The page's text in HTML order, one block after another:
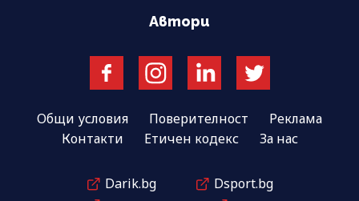
Автори
Общи условия Поверителност
Реклама
Контакти
Етичен кодекс За нас
Darik.bg
Dsport.bg